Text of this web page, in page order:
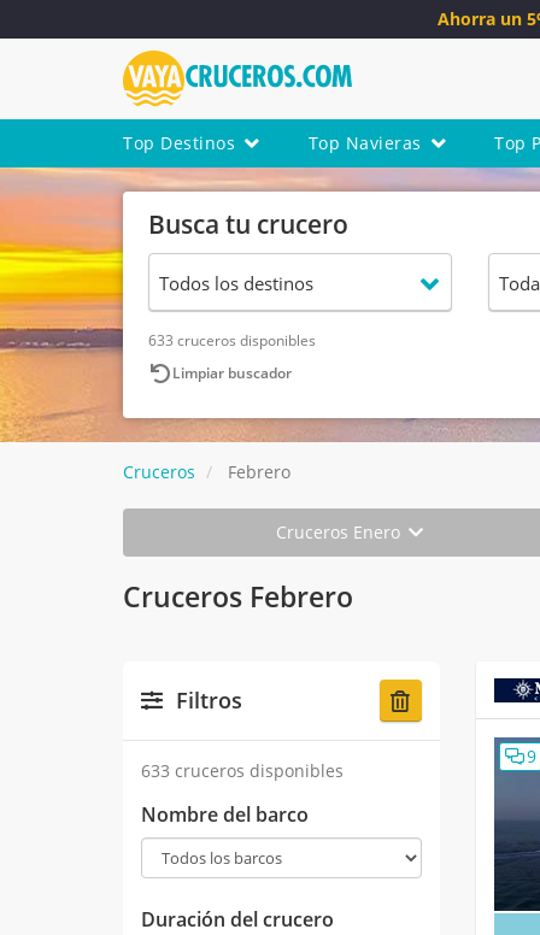
Ahorra un
Top Destinos Top Navieras Top
Busca tu crucero
633 cruceros disponibles
Limpiar buscador
Cruceros Febrero
Cruceros Enero
Cruceros Febrero
Filtros
633 cruceros disponibles
Nombre del barco
Duración del crucero
9